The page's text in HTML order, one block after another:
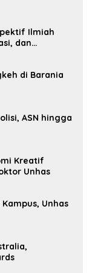
Ilmiah
dan
di Barania
ASN hingga
Kreatif
Unhas
Kampus, Unhas